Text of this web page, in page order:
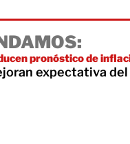
pronóstico de
expectativa